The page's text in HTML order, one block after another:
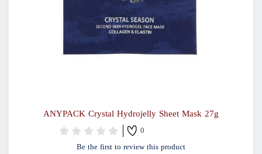
ANYPACK Crystal Hydrojelly Sheet Mask 27g
0
Be the first to review this product